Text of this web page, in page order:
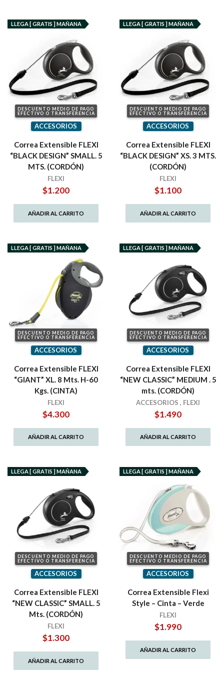
DESCUENTO MEDIO DE PAGO
EFECTIVO O TRANSFERENCIA
LLEGA [ GRATIS ] MAÑANA
ACCESORIOS
Correa Extensible FLEXI
“BLACK DESIGN” SMALL. 5
MTS. (CORDÓN)
FLEXI
$1.200
AÑADIR AL CARRITO
DESCUENTO MEDIO DE PAGO
EFECTIVO O TRANSFERENCIA
LLEGA [ GRATIS ] MAÑANA
ACCESORIOS
Correa Extensible FLEXI
“BLACK DESIGN” XS. 3 MTS.
(CORDÓN)
FLEXI
$1.100
AÑADIR AL CARRITO
DESCUENTO MEDIO DE PAGO
EFECTIVO O TRANSFERENCIA
LLEGA [ GRATIS ] MAÑANA
ACCESORIOS
Correa Extensible FLEXI
“GIANT” XL. 8 Mts. H-60
Kgs. (CINTA)
FLEXI
$4.300
AÑADIR AL CARRITO
DESCUENTO MEDIO DE PAGO
EFECTIVO O TRANSFERENCIA
LLEGA [ GRATIS ] MAÑANA
ACCESORIOS
Correa Extensible FLEXI
“NEW CLASSIC” MEDIUM . 5
mts. (CORDÓN)
ACCESORIOS , FLEXI
$1.490
AÑADIR AL CARRITO
DESCUENTO MEDIO DE PAGO
EFECTIVO O TRANSFERENCIA
LLEGA [ GRATIS ] MAÑANA
ACCESORIOS
Correa Extensible FLEXI
“NEW CLASSIC” SMALL. 5
Mts. (CORDÓN)
FLEXI
$1.300
AÑADIR AL CARRITO
DESCUENTO MEDIO DE PAGO
EFECTIVO O TRANSFERENCIA
LLEGA [ GRATIS ] MAÑANA
ACCESORIOS
Correa Extensible Flexi
Style – Cinta – Verde
FLEXI
$1.990
AÑADIR AL CARRITO